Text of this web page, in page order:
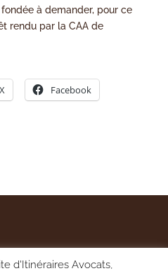
à demander, pour ce
rendu par la CAA de
X Facebook
d'Itinéraires Avocats,